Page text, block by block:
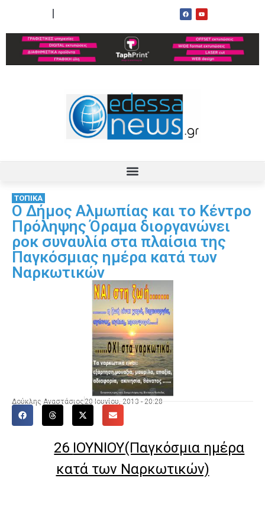
ΤΟΠΙΚΑ
Ο Δήμος Αλμωπίας και το Κέντρο
Πρόληψης Όραμα διοργανώνει
ροκ συναυλία στα πλαίσια της
Παγκόσμιας ημέρα κατά των
Ναρκωτικών
Δούκλης Αναστάσιος 20 Ιουνίου, 2013 - 20:28
26 IOYNIOY(Παγκόσμια ημέρα
κατά των Ναρκωτικών)